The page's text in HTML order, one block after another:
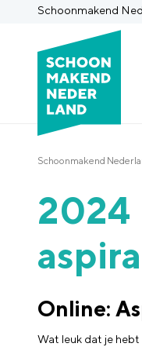
Schoonmakend
Schoonmakend
2024
Online:
Wat leuk dat je